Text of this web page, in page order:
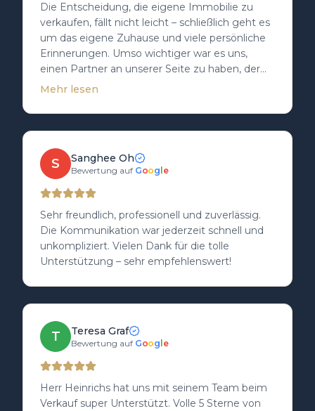
Die Entscheidung, die eigene Immobilie zu
verkaufen, fällt nicht leicht – schließlich geht es
um das eigene Zuhause und viele persönliche
Erinnerungen. Umso wichtiger war es uns,
einen Partner an unserer Seite zu haben, der
diesen besonderen Umstand versteht und
Heinrichs von Anfang an gespürt: Für ihn war
unser Haus nicht einfach nur ein Objekt,
sondern ein Zuhause, das eine passende neue
Familie finden sollte. Dieses
Einfühlungsvermögen war für uns
ausschlaggebend, ihm den Auftrag
anzuvertrauen. Die Betreuung war durchweg
professionell, zuverlässig und transparent. Jede
Frage wurde kompetent beantwortet, jeder
Schritt nachvollziehbar erklärt, und wir hatten
jederzeit das Gefühl, bestens beraten zu sein.
Der Status „Vollprofi“ hat sich in jeder einzelnen
Handlung widergespiegelt.
Mehr lesen
S Sanghee Oh
Bewertung auf Goog e
Sehr freundlich, professionell und zuverlässig.
Die Kommunikation war jederzeit schnell und
unkompliziert. Vielen Dank für die tolle
Unterstützung – sehr empfehlenswert!
T Teresa Graf
Bewertung auf Goog e
Herr Heinrichs hat uns mit seinem Team beim
Verkauf super Unterstützt. Volle 5 Sterne von